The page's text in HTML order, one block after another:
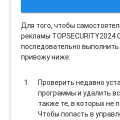
Для того, чтобы
рекламы
последовательно
привожу ниже:
Проверить недавно
программы и удалить
также те, в которых не
Чтобы попасть в